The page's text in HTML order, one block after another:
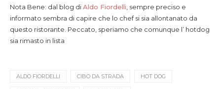
Nota Bene: dal blog diAldo Fiordelli , sempre preciso e
informato sembra di capire che lo chef si sia allontanato da
questo ristorante. Peccato, speriamo che comunque l’ hotdog
sia rimasto in lista
ALDO FIORDELLI CIBO DA STRADA HOT DOG